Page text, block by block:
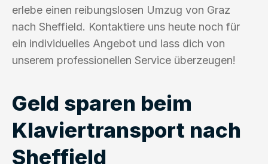
erlebe einen reibungslosen Umzug von Graz
nach Sheffield. Kontaktiere uns heute noch für
ein individuelles Angebot und lass dich von
unserem professionellen Service überzeugen!
Geld sparen beim
Klaviertransport nach
Sheffield